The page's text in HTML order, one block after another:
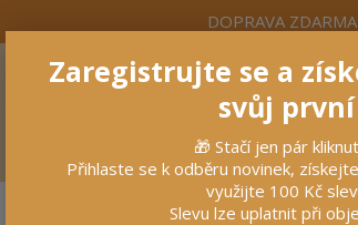
DOPRAVA
Důležité informace Více
Vybavení stájí
Zaregistrujte se a
svůj
🎁 Stačí jen pár
Přihlaste se k odběru novinek,
využijte 100 Kč
Slevu lze uplatnit při